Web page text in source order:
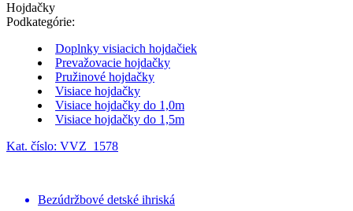
Hojdačky
Podkategórie:
Doplnky visiacich hojdačiek
Prevažovacie hojdačky
Pružinové hojdačky
Visiace hojdačky
Visiace hojdačky do 1,0m
Visiace hojdačky do 1,5m
Kat. číslo: VVZ_1578
Bezúdržbové detské ihriská